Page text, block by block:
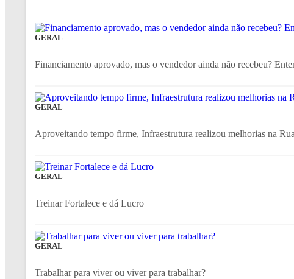
GERAL
Financiamento aprovado, mas o vendedor ainda não recebeu?
GERAL
Aproveitando tempo firme, Infraestrutura realizou melhorias na
GERAL
Treinar Fortalece e dá Lucro
GERAL
Trabalhar para viver ou viver para trabalhar?